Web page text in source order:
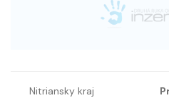
Nitriansky kraj